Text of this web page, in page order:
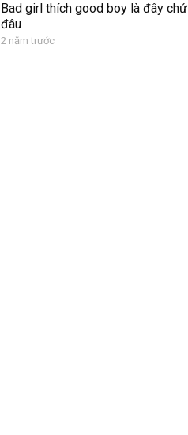
Bad girl thích good boy là đây chứ
đâu
2 năm trước